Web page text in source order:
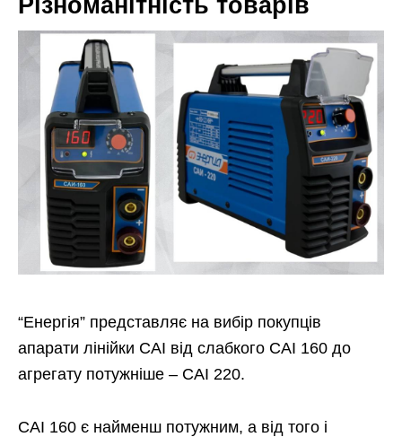
“Енергія” представляє на вибір покупців
апарати лінійки САІ від слабкого САІ 160 до
агрегату потужніше – САІ 220.
САІ 160 є найменш потужним, а від того і